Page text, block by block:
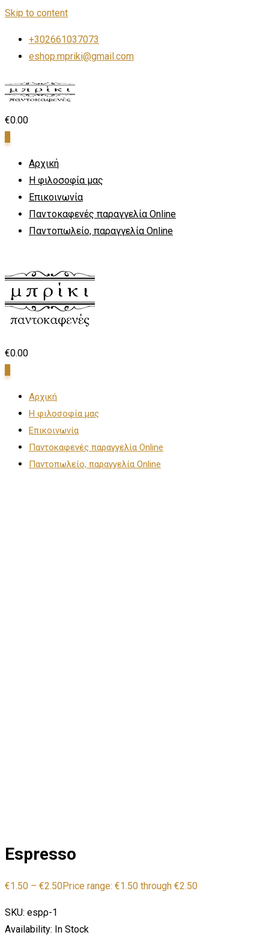
Skip to content
+302661037073
eshop.mpriki@gmail.com
€0.00
Αρχική
Η φιλοσοφία μας
Επικοινωνία
Παντοκαφενές παραγγελία Online
Παντοπωλείο, παραγγελία Online
€0.00
Αρχική
Η φιλοσοφία μας
Επικοινωνία
Παντοκαφενές παραγγελία Online
Παντοπωλείο, παραγγελία Online
Espresso
€1.50 – €2.50Price range: €1.50 through €2.50
SKU: espρ-1
Availability: In Stock